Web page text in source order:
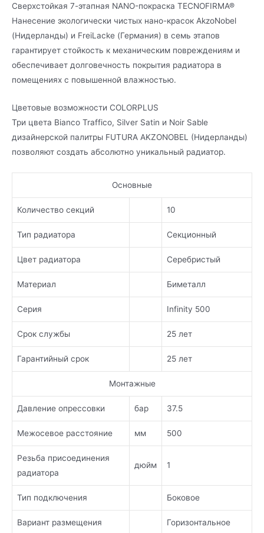
Сверхстойкая 7-этапная NANO-покраска TECNOFIRMA®
Нанесение экологически чистых нано-красок AkzoNobel
(Нидерланды) и FreiLacke (Германия) в семь этапов
гарантирует стойкость к механическим повреждениям и
обеспечивает долговечность покрытия радиатора в
помещениях с повышенной влажностью.
Цветовые возможности COLORPLUS
Три цвета Bianco Traffico, Silver Satin и Noir Sable
дизайнерской палитры FUTURA AKZONOBEL (Нидерланды)
позволяют создать абсолютно уникальный радиатор.
Основные
Количество секций 10
Тип радиатора Секционный
Цвет радиатора Серебристый
Материал Биметалл
Серия Infinity 500
Срок службы 25 лет
Гарантийный срок 25 лет
Монтажные
Давление опрессовки бар 37.5
Межосевое расстояние мм 500
Резьба присоединения
радиатора
дюйм 1
Тип подключения Боковое
Вариант размещения Горизонтальное